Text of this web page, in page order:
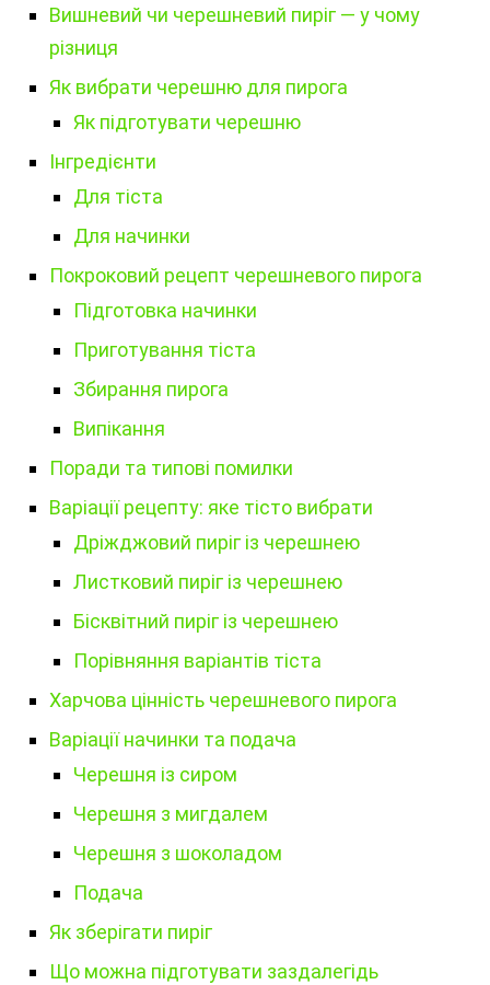
Вишневий чи черешневий пиріг — у чому
різниця
Як вибрати черешню для пирога
Як підготувати черешню
Інгредієнти
Для тіста
Для начинки
Покроковий рецепт черешневого пирога
Підготовка начинки
Приготування тіста
Збирання пирога
Випікання
Поради та типові помилки
Варіації рецепту: яке тісто вибрати
Дріжджовий пиріг із черешнею
Листковий пиріг із черешнею
Бісквітний пиріг із черешнею
Порівняння варіантів тіста
Харчова цінність черешневого пирога
Варіації начинки та подача
Черешня із сиром
Черешня з мигдалем
Черешня з шоколадом
Подача
Як зберігати пиріг
Що можна підготувати заздалегідь